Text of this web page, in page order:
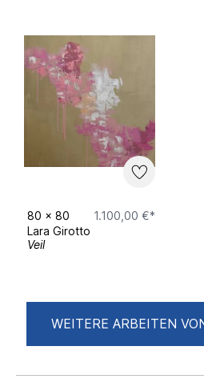
80 x 80
1.100,00 €*
Lara Girotto
Veil
WEITERE ARBEITEN